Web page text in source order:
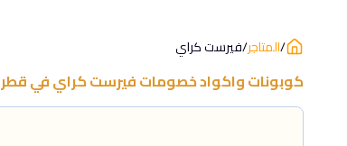
/المتاجر/فيرست كراي
كوبونات واكواد خصوماتفيرست كرايفيقطر